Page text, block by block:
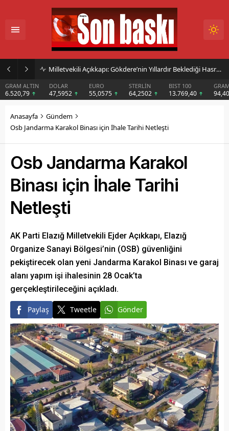
Başkan Sarışın’dan Dem Parti Milletvekili Koçyiğit’in Karakoçan’daki Konuşmasına Sert Tepki
DOLAR
47,5952
EURO
55,0575
STERLİN
64,2502
BIST 100
13.769,40
GRAM GÜMÜŞ
94,40
Anasayfa
Gündem
Osb Jandarma Karakol Binası için İhale Tarihi Netleşti
Osb Jandarma Karakol
Binası için İhale Tarihi
Netleşti
AK Parti Elazığ Milletvekili Ejder Açıkkapı, Elazığ
Organize Sanayi Bölgesi’nin (OSB) güvenliğini
pekiştirecek olan yeni Jandarma Karakol Binası ve garaj
alanı yapım işi ihalesinin 28 Ocak’ta
gerçekleştirileceğini açıkladı.
Paylaş Tweetle Gönder